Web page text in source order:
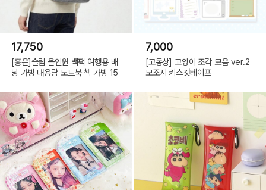
17,750
[홍은]슬림 올인원 백팩 여행용 배
낭 가방 대용량 노트북 책 가방 15
7,000
[고동상] 고양이 조각 모음 ver.2
모조지 키스컷테이프